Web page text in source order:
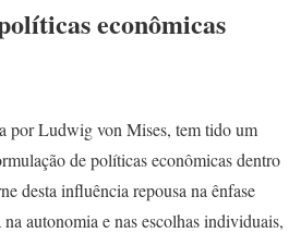
econômicas
por Ludwig von Mises, tem tido um
de políticas econômicas dentro
desta influência repousa na ênfase
autonomia e nas escolhas individuais,